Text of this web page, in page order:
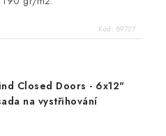
Kód: 89727
Closed Doors - 6x12"
na vystřihování